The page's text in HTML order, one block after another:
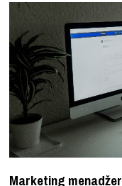
Marketing menadžer